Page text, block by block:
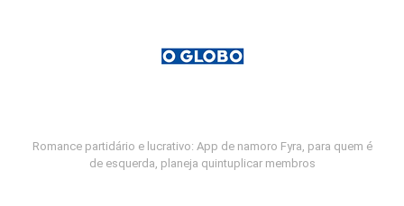
Romance partidário e lucrativo: App de namoro Fyra, para quem é
de esquerda, planeja quintuplicar membros